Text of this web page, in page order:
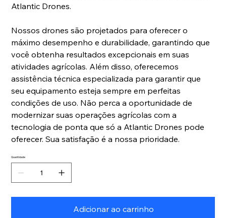
Atlantic Drones.
Nossos drones são projetados para oferecer o
máximo desempenho e durabilidade, garantindo que
você obtenha resultados excepcionais em suas
atividades agrícolas. Além disso, oferecemos
assistência técnica especializada para garantir que
seu equipamento esteja sempre em perfeitas
condições de uso. Não perca a oportunidade de
modernizar suas operações agrícolas com a
tecnologia de ponta que só a Atlantic Drones pode
oferecer. Sua satisfação é a nossa prioridade.
Quantidade
Adicionar ao carrinho